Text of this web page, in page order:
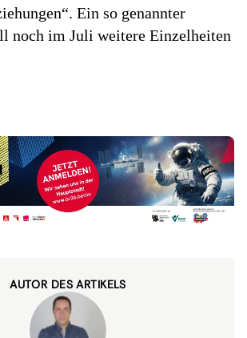
Ein so genannter
noch im Juli weitere Einzelheiten
AUTOR DES ARTIKELS